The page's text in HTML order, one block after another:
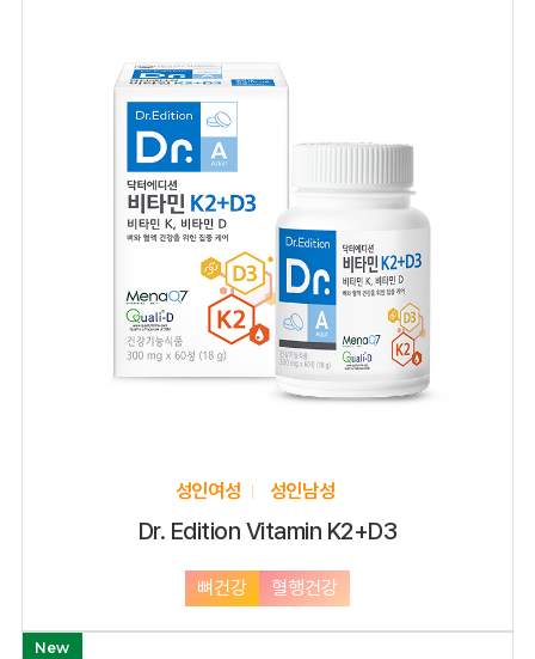
성인여성 성인남성
Dr. Edition Vitamin K2+D3
뼈건강 혈행건강
New